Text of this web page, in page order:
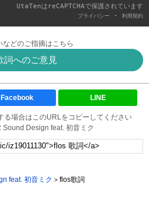
UtaTenはreCAPTCHAで保護されています
プライバシー - 利用契約
などのご指摘はこちら
詞へのご意見
Facebook LINE
る場合はこのURLをコピーしてください
Sound Design feat. 初音ミク
feat. 初音ミク flos歌詞